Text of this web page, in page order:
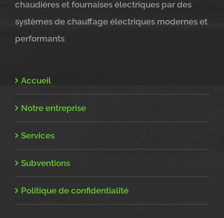
chaudières et fournaises électriques par des
systèmes de chauffage électriques modernes et
performants
Accueil
Notre entreprise
Services
Subventions
Politique de confidentialité